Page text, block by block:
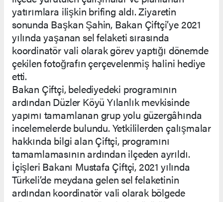
yatırımlara ilişkin brifing aldı. Ziyaretin
sonunda Başkan Şahin, Bakan Çiftçi’ye 2021
yılında yaşanan sel felaketi sırasında
koordinatör vali olarak görev yaptığı dönemde
çekilen fotoğrafın çerçevelenmiş halini hediye
etti.
Bakan Çiftçi, belediyedeki programının
ardından Düzler Köyü Yılanlık mevkisinde
yapımı tamamlanan grup yolu güzergâhında
incelemelerde bulundu. Yetkililerden çalışmalar
hakkında bilgi alan Çiftçi, programını
tamamlamasının ardından ilçeden ayrıldı.
İçişleri Bakanı Mustafa Çiftçi, 2021 yılında
Türkeli’de meydana gelen sel felaketinin
ardından koordinatör vali olarak bölgede